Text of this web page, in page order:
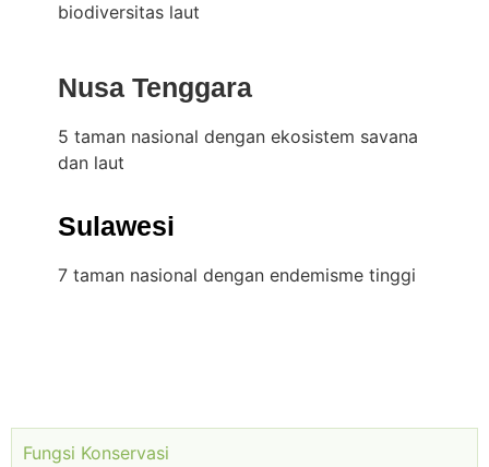
biodiversitas laut
Nusa Tenggara
5 taman nasional dengan ekosistem savana
dan laut
Sulawesi
7 taman nasional dengan endemisme tinggi
Fungsi Konservasi